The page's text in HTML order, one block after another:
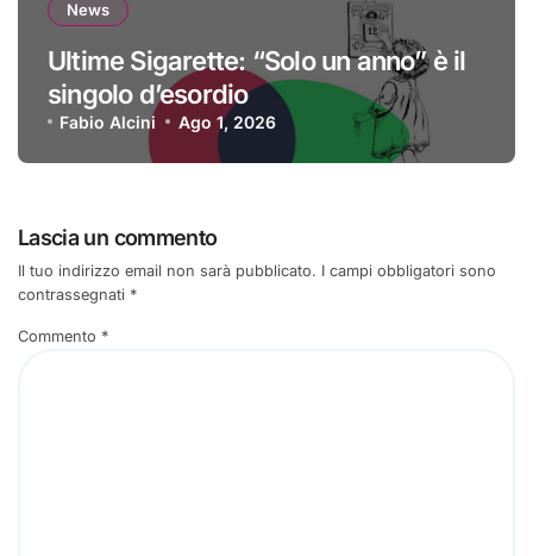
News
Ultime Sigarette: “Solo un anno” è il
singolo d’esordio
Fabio Alcini Ago 1, 2026
Lascia un commento
Il tuo indirizzo email non sarà pubblicato. I campi obbligatori sono
contrassegnati *
Commento *